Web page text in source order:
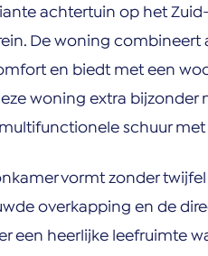
achtertuin op het
De woning combineert
en biedt met een
woning extra bijzonder
schuur met
vormt zonder
overkapping en de
een heerlijke leefruimte